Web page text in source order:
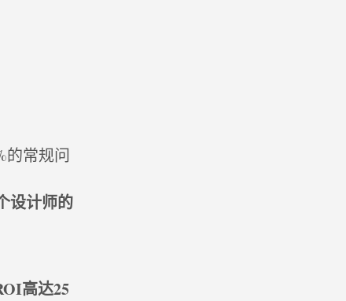
的常规问
设计师的
高达25